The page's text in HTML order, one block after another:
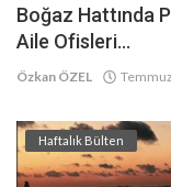
Boğaz Hattında
Aile Ofisleri...
Özkan ÖZEL
Haftalık Bülten